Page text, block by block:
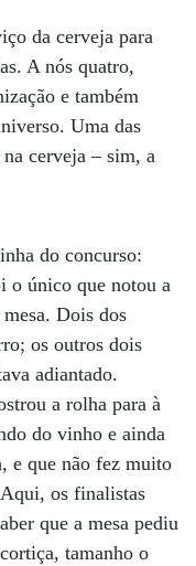
da cerveja para
A nós quatro,
e também
Uma das
cerveja – sim, a
do concurso:
o único que notou a
Dois dos
os outros dois
adiantado.
a rolha para à
do vinho e ainda
e que não fez muito
os finalistas
que a mesa pediu
tamanho o